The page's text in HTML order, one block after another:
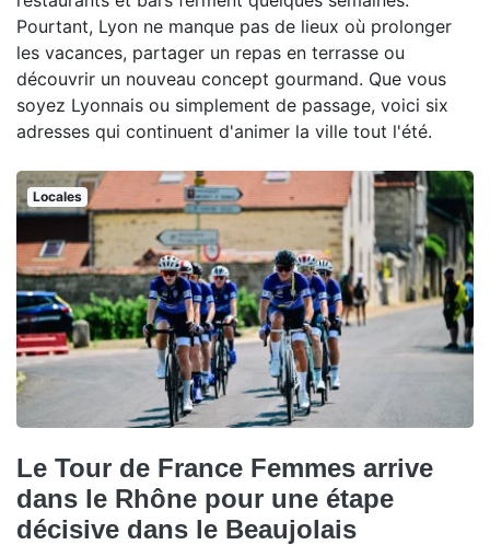
Pourtant, Lyon ne manque pas de lieux où prolonger
les vacances, partager un repas en terrasse ou
découvrir un nouveau concept gourmand. Que vous
soyez Lyonnais ou simplement de passage, voici six
adresses qui continuent d'animer la ville tout l'été.
Locales
Le Tour de France Femmes arrive
dans le Rhône pour une étape
décisive dans le Beaujolais